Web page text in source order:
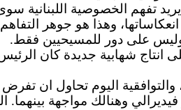
تفهم الخصوصية اللبنانية
انعكاساتها، وهذا هو جوهر
وليس على دور للمسيحيين فقط.
انتاج شهابية جديدة كان
والتوافقية اليوم تحاول
وهنالك مواجهة